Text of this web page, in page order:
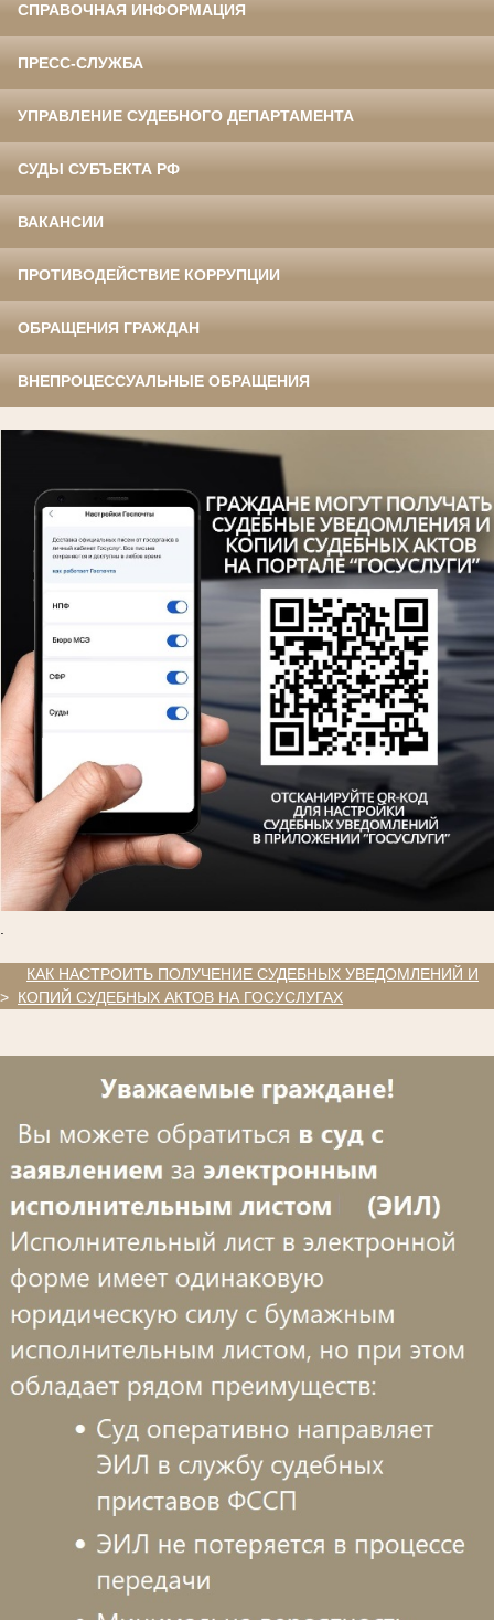
СПРАВОЧНАЯ ИНФОРМАЦИЯ
ПРЕСС-СЛУЖБА
УПРАВЛЕНИЕ СУДЕБНОГО ДЕПАРТАМЕНТА
СУДЫ СУБЪЕКТА РФ
ВАКАНСИИ
ПРОТИВОДЕЙСТВИЕ КОРРУПЦИИ
ОБРАЩЕНИЯ ГРАЖДАН
ВНЕПРОЦЕССУАЛЬНЫЕ ОБРАЩЕНИЯ
>
КАК НАСТРОИТЬ ПОЛУЧЕНИЕ СУДЕБНЫХ УВЕДОМЛЕНИЙ И
КОПИЙ СУДЕБНЫХ АКТОВ НА ГОСУСЛУГАХ